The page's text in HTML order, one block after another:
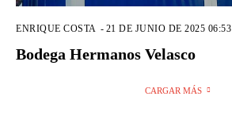
ENRIQUE COSTA - 21 DE JUNIO DE 2025 06:53
Bodega Hermanos Velasco
CARGAR MÁS